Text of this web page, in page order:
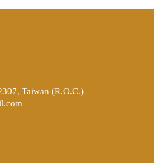
Taiwan (R.O.C.)